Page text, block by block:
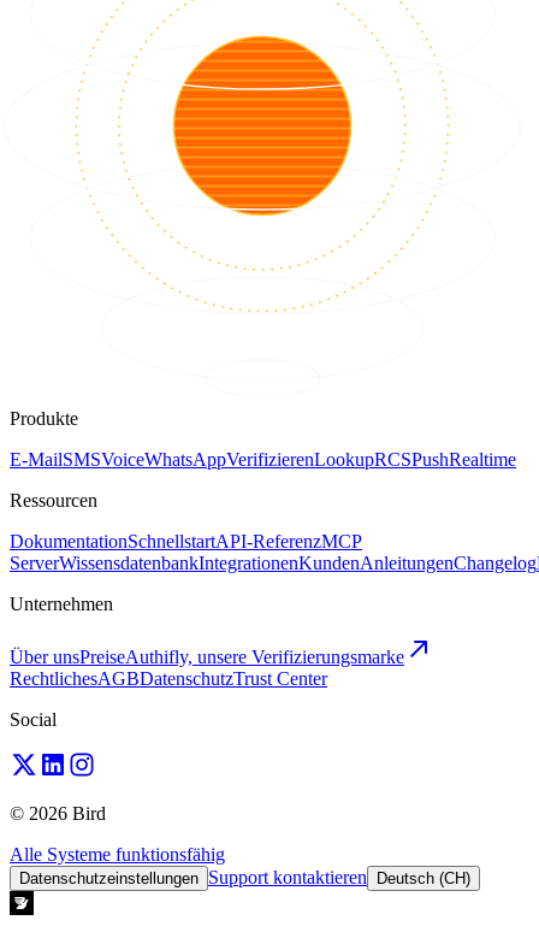
Produkte
E-MailSMSVoiceWhatsAppVerifizierenLookupRCSPushRealtime
Ressourcen
DokumentationSchnellstartAPI-ReferenzMCP
ServerWissensdatenbankIntegrationenKundenAnleitungenChangelog
Unternehmen
Über unsPreiseAuthifly, unsere Verifizierungsmarke
RechtlichesAGBDatenschutzTrust Center
Social
© 2026 Bird
Alle Systeme funktionsfähig
Datenschutzeinstellungen Support kontaktieren Deutsch (CH)